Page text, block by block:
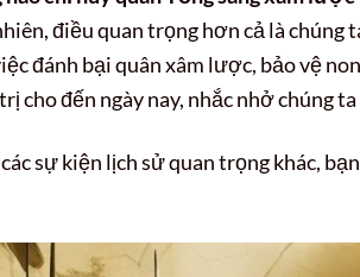
điều quan trọng hơn cả là chúng
đánh bại quân xâm lược, bảo vệ
cho đến ngày nay, nhắc nhở chúng
sự kiện lịch sử quan trọng khác,